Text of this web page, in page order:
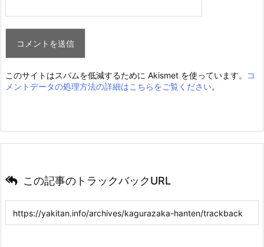
このサイトはスパムを低減するために Akismet を使っています。
コ
メントデータの処理方法の詳細はこちらをご覧ください。
この記事のトラックバックURL